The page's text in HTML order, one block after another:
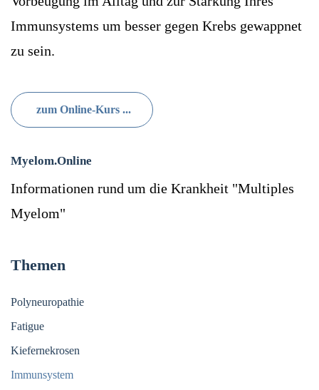
Immunsystems um besser gegen Krebs gewappnet
zu sein.
zum Online-Kurs ...
Myelom.Online
Informationen rund um die Krankheit "Multiples
Myelom"
Themen
Polyneuropathie
Fatigue
Kiefernekrosen
Immunsystem